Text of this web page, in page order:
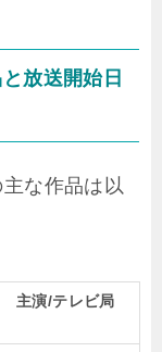
放送開始日
な作品は以
主演/テレビ局